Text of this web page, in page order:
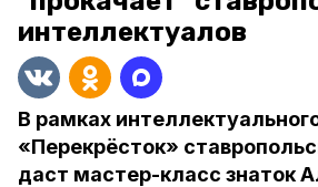
интеллектуалов
В рамках
«Перекрёсток»
даст мастер-класс знаток